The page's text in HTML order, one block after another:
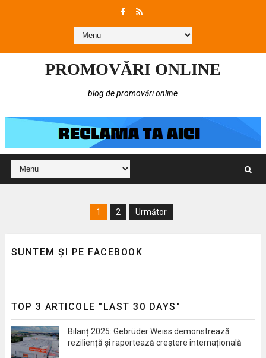
PROMOVĂRI ONLINE
blog de promovări online
1 2 Următor
SUNTEM ȘI PE FACEBOOK
TOP 3 ARTICOLE "LAST 30 DAYS"
Bilanț 2025: Gebrüder Weiss demonstrează
reziliență și raportează creștere internațională